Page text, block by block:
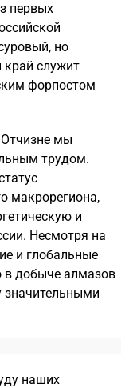
первых
но
край служит
форпостом
мы
трудом.
макрорегиона,
и
Несмотря на
и глобальные
в добыче алмазов
значительными
наших